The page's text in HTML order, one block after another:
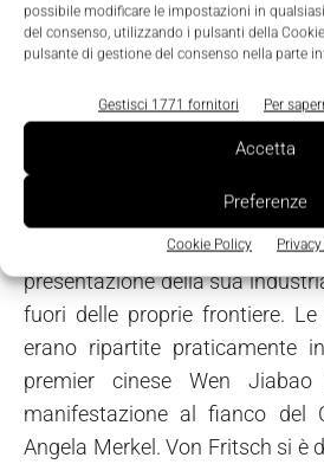
possibile modificare le impostazioni in
del consenso, utilizzando i pulsanti della
pulsante di gestione del consenso nella parte
Gestisci 1771 fornitori Per
Accetta
Preferenze
Cookie Policy
ha proposto soluzioni per uno
all'insegna dello slogan 'Green
formula del Paese Partner”, ha
Repubblica Popolare si è
livello paritetico e come
mercato e della tecnologia”.
allestito ad Hannover
presentazione della sua
fuori delle proprie frontiere.
erano ripartite praticamente
premier cinese Wen
manifestazione al fianco del
Angela Merkel. Von Fritsch si